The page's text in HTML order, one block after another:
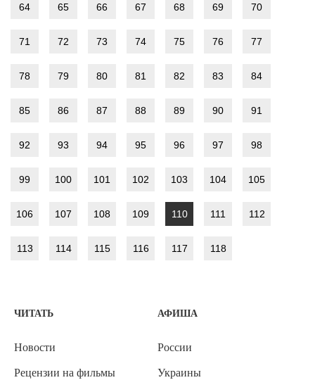
64 65 66 67 68 69 70
71 72 73 74 75 76 77
78 79 80 81 82 83 84
85 86 87 88 89 90 91
92 93 94 95 96 97 98
99 100 101 102 103 104 105
106 107 108 109 110 111 112
113 114 115 116 117 118
ЧИТАТЬ
Новости
Рецензии на фильмы
АФИША
России
Украины